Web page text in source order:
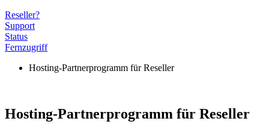
Reseller?
Support
Status
Fernzugriff
Hosting-Partnerprogramm für Reseller
Hosting-Partnerprogramm für Reseller